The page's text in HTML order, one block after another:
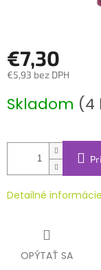
€7,30
€5,93 bez DPH
cena:
Skladom (4
Detailné informácie
OPÝTAŤ SA